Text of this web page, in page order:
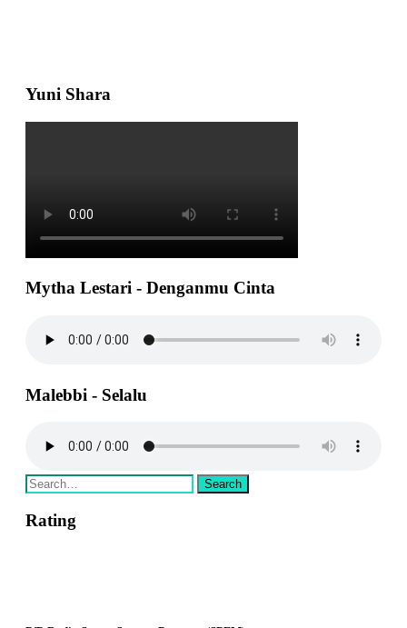
Yuni Shara
Mytha Lestari - Denganmu Cinta
Malebbi - Selalu
Rating